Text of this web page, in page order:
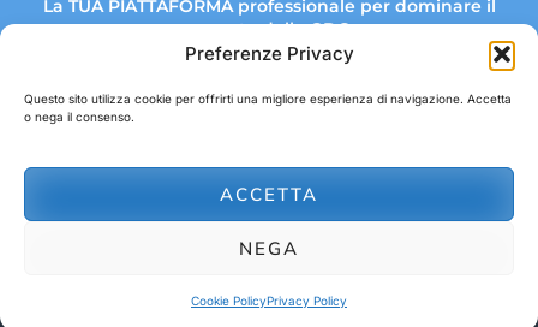
Preferenze Privacy
Questo sito utilizza cookie per offrirti una migliore esperienza di navigazione. Accetta
o nega il consenso.
ACCETTA
NEGA
Cookie PolicyPrivacy Policy
La TUA PIATTAFORMA professionale per dominare il
mercato della GDO.
Link rapidi:
abbonamenti@gdodata.it
© 2026 GDOData.it - PR Italia Edizioni srl - P.Iva: 03044390353